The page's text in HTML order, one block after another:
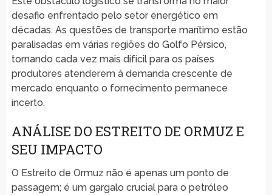
desafio enfrentado pelo setor energético em
décadas. As questões de transporte marítimo estão
paralisadas em várias regiões do Golfo Pérsico,
tornando cada vez mais difícil para os países
produtores atenderem à demanda crescente de
mercado enquanto o fornecimento permanece
incerto.
ANÁLISE DO ESTREITO DE ORMUZ E
SEU IMPACTO
O Estreito de Ormuz não é apenas um ponto de
passagem; é um gargalo crucial para o petróleo